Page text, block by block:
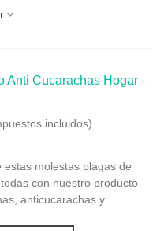
Anti Cucarachas Hogar -
incluidos)
estas molestas plagas de
con nuestro producto
anticucarachas y...